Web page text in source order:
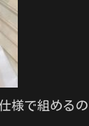
様で組める